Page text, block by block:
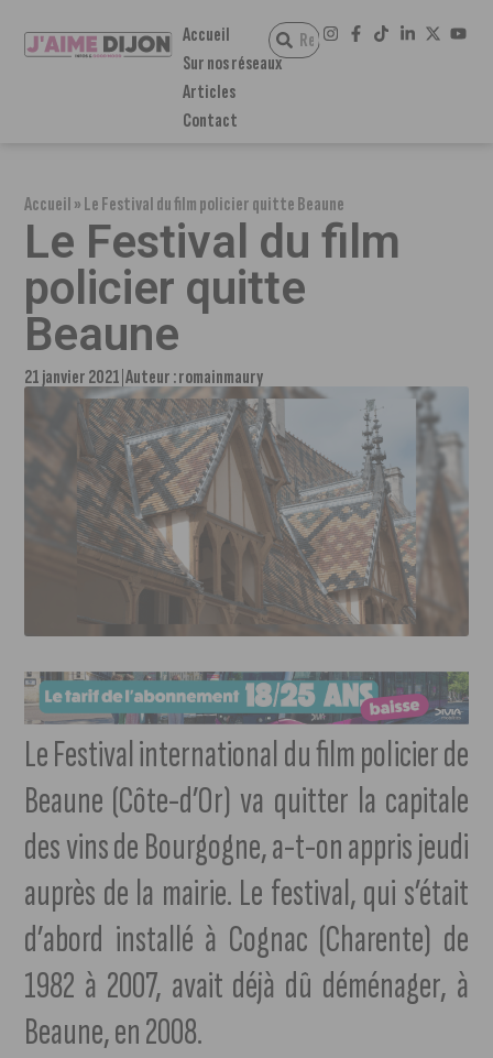
Accueil
Sur nos réseaux
Articles
Contact
Accueil»Le Festival du film policier quitte Beaune
Le Festival du film
policier quitte
Beaune
21 janvier 2021 Auteur :romainmaury
Le Festival international du film policier de
Beaune (Côte-d’Or) va quitter la capitale
des vins de Bourgogne, a-t-on appris jeudi
auprès de la mairie. Le festival, qui s’était
d’abord installé à Cognac (Charente) de
1982 à 2007, avait déjà dû déménager, à
Beaune, en 2008.